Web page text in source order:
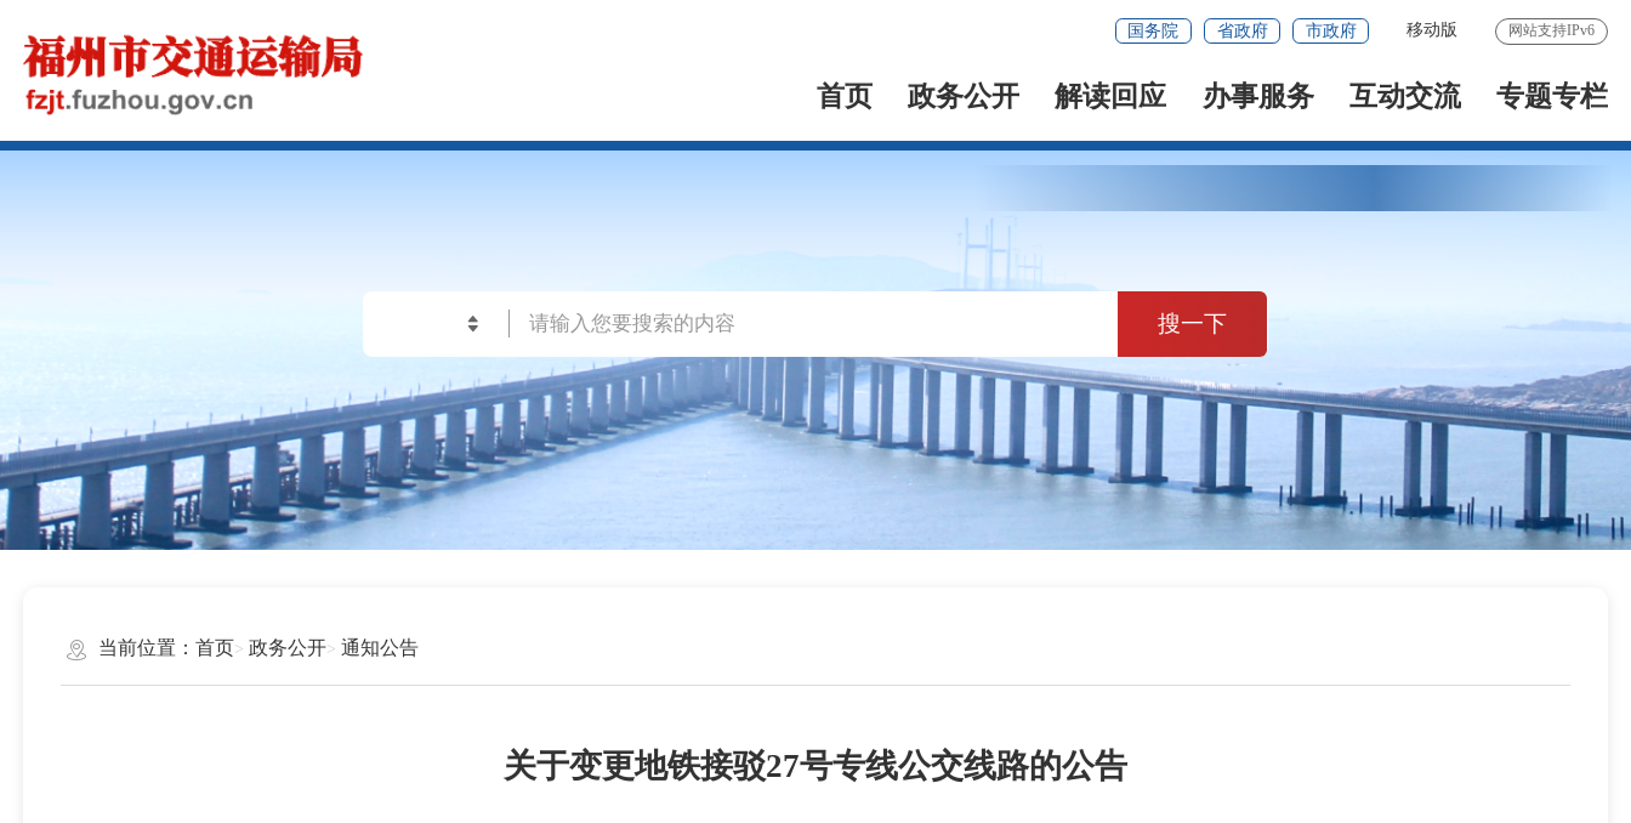
国务院 省政府 市政府 移动版 网站支持IPv6
首页 政务公开 解读回应 办事服务 互动交流 专题专栏
搜一下
当前位置： 首页 政务公开 通知公告
关于变更地铁接驳27号专线公交线路的公告